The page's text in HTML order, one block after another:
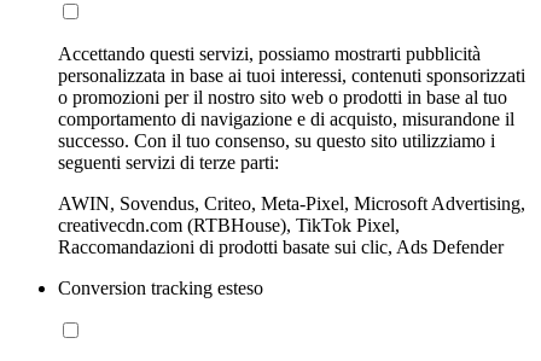
Accettando questi servizi, possiamo mostrarti pubblicità
personalizzata in base ai tuoi interessi, contenuti sponsorizzati
o promozioni per il nostro sito web o prodotti in base al tuo
comportamento di navigazione e di acquisto, misurandone il
successo. Con il tuo consenso, su questo sito utilizziamo i
seguenti servizi di terze parti:
AWIN, Sovendus, Criteo, Meta-Pixel, Microsoft Advertising,
creativecdn.com (RTBHouse), TikTok Pixel,
Raccomandazioni di prodotti basate sui clic, Ads Defender
Conversion tracking esteso